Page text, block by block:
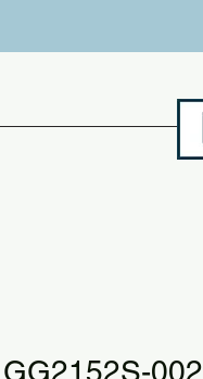
002